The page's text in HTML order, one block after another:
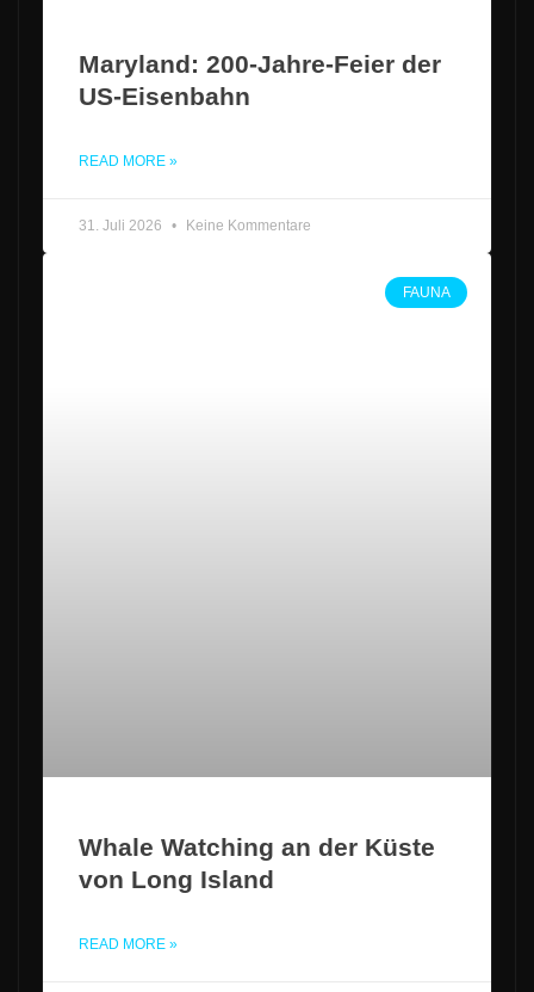
Maryland: 200-Jahre-Feier der
US-Eisenbahn
READ MORE »
31. Juli 2026 Keine Kommentare
FAUNA
Whale Watching an der Küste
von Long Island
READ MORE »